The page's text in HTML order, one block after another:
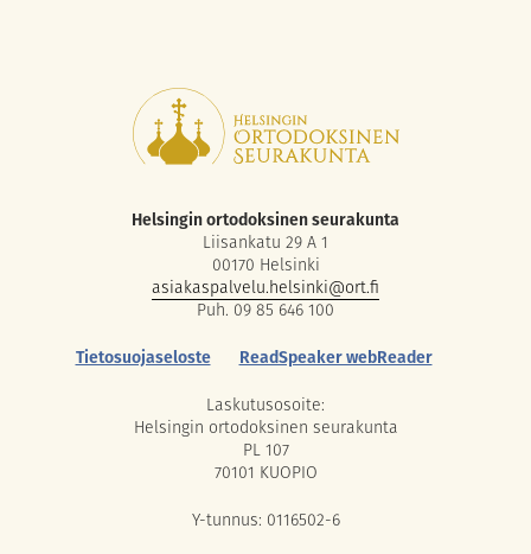
Helsingin ortodoksinen seurakunta
Liisankatu 29 A 1
00170 Helsinki
asiakaspalvelu.helsinki@ort.fi
Puh. 09 85 646 100
Tietosuojaseloste
ReadSpeaker webReader
Laskutusosoite:
Helsingin ortodoksinen seurakunta
PL 107
70101 KUOPIO
Y-tunnus: 0116502-6